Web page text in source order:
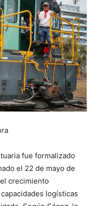
fue formalizado
el 22 de mayo de
crecimiento
logísticas